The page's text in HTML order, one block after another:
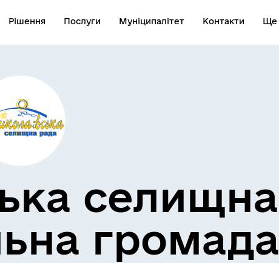
Рішення Послуги Муніципалітет Контакти Ще
селищна
громада